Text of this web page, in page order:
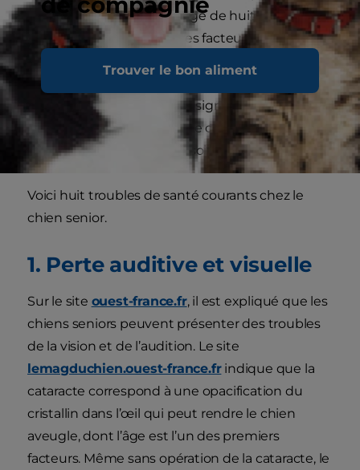
Trouver le bon aliment
atteindre ce statut vers l’âge de huit ou neuf
ans. Bien entendu, d’autres facteurs, tels que les
conditions environnementales, peuvent affecter
la façon dont un chien vieillit. Lorsque le chien
commence à montrer des signes de troubles de
santé liés à l’âge, il peut être considéré comme
un chien senior, quel que soit son âge réel.
Voici huit troubles de santé courants chez le
chien senior.
1. Perte auditive et visuelle
Sur le site ouest-france.fr, il est expliqué que les
chiens seniors peuvent présenter des troubles
de la vision et de l’audition. Le site
lemagduchien.ouest-france.frindique que la
cataracte correspond à une opacification du
cristallin dans l’œil qui peut rendre le chien
aveugle, dont l’âge est l’un des premiers
facteurs. Même sans opération de la cataracte, le